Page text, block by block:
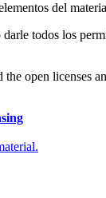
del
todos los
open licenses